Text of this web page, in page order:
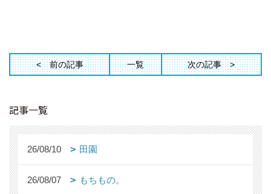
前の記事 一覧 次の記事
記事一覧
26/08/10 田園
26/08/07 もちもの。